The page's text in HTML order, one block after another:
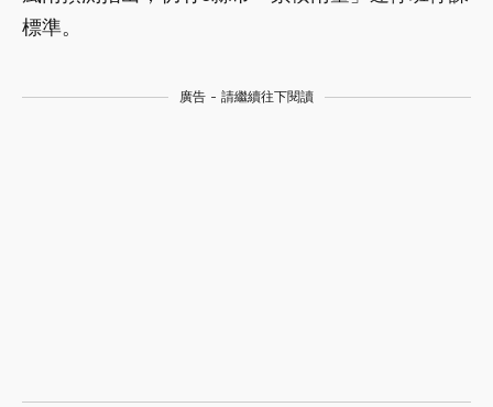
標準。
廣告 - 請繼續往下閱讀